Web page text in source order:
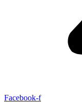
Facebook-f